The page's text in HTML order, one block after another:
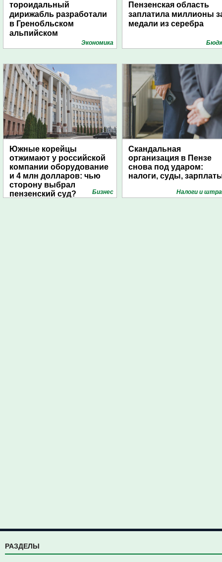
тороидальный
дирижабль разработали
в Гренобльском
альпийском
Экономика
Пензенская область
заплатила миллионы
медали из серебра
Южные корейцы
отжимают у российской
компании оборудование
и 4 млн долларов: чью
сторону выбрал
пензенский суд?
Бизнес
Скандальная
организация в Пензе
снова под ударом:
налоги, суды,
Налоги и
РАЗДЕЛЫ